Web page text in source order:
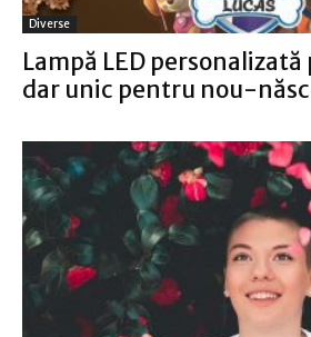
Diverse
Lampă LED
dar unic pentru nou-